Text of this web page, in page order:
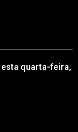
quarta-feira,